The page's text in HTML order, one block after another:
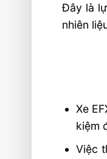
Đây là
nhiên
Xe
kiệm
Việc